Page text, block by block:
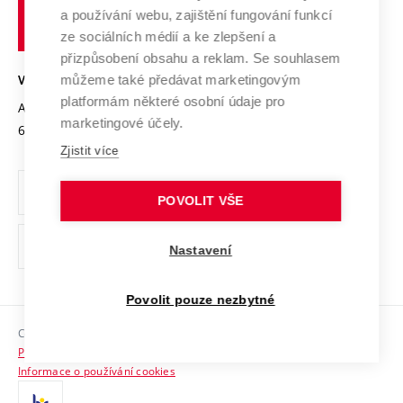
Transfer znalostí
Open Science
Projekty
Projekty ze strukturálních fondů
Specifický výzkum
Mezinárodní dohody
Univerzitní sítě
Podnikavá univerzita / ContriBUTe
Bezpečná univerzita
Vyznamenání
Organizační struktura
Ochrana osobních údajů
odkaz)
Sociální bezpečí
HR Award
technické
Brně
VYSOKÉ UČENÍ TECHNICKÉ V BRNĚ
Antonínská 548/1
602 00 Brno
www.vut.cz
vut@vutbr.cz
Copyright © 2026 VUT
Prohlášení o přístupnosti
Informace o používání cookies
a používání webu, zajištění fungování funkcí
ze sociálních médií a ke zlepšení a
přizpůsobení obsahu a reklam. Se souhlasem
můžeme také předávat marketingovým
platformám některé osobní údaje pro
marketingové účely.
Zjistit více
POVOLIT VŠE
Nastavení
Povolit pouze nezbytné